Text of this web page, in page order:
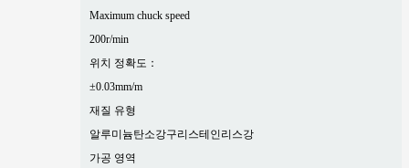
Maximum chuck speed
200r/min
위치 정확도：
±0.03mm/m
재질 유형
알루미늄탄소강구리스테인리스강
가공 영역